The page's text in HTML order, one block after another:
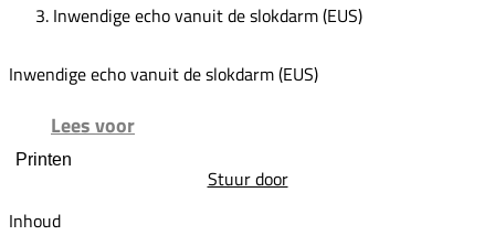
Inwendige echo vanuit de slokdarm (EUS)
Inwendige echo vanuit de slokdarm (EUS)
Lees voor
Printen
Stuur door
Inhoud